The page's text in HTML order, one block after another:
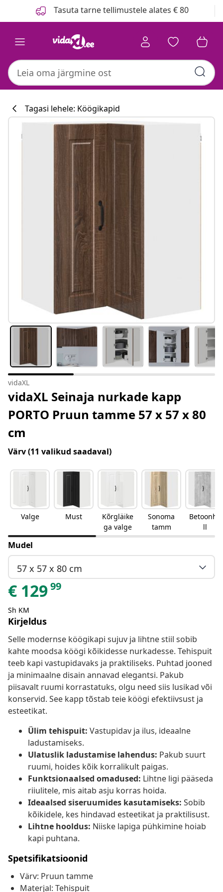
Tasuta tarne tellimustele alates € 80
Tagasi lehele: Köögikapid
vidaXL
vidaXL Seinaja nurkade kapp
PORTO Pruun tamme 57 x 57 x 80
cm
Värv(11 valikud saadaval)
Valge Must
Kõrgläike
ga valge
Sonoma
tamm
Betoonha
ll
Mudel
57 x 57 x 80 cm
€ 12999
Sh KM
Kirjeldus
Selle modernse köögikapi sujuv ja lihtne stiil sobib
kahte moodsa köögi kõikidesse nurkadesse. Tehispuit
teeb kapi vastupidavaks ja praktiliseks. Puhtad jooned
ja minimaalne disain annavad elegantsi. Pakub
piisavalt ruumi korrastatuks, olgu need siis lusikad või
konservid. See kapp tõstab teie köögi efektiivsust ja
esteetikat.
Ülim tehispuit: Vastupidav ja ilus, ideaalne
ladustamiseks.
Ulatuslik ladustamise lahendus: Pakub suurt
ruumi, hoides kõik korralikult paigas.
Funktsionaalsed omadused: Lihtne ligi pääseda
riiulitele, mis aitab asju korras hoida.
Ideaalsed siseruumides kasutamiseks: Sobib
kõikidele, kes hindavad esteetikat ja praktilisust.
Lihtne hooldus: Niiske lapiga pühkimine hoiab
kapi puhtana.
Spetsifikatsioonid
Värv: Pruun tamme
Materjal: Tehispuit